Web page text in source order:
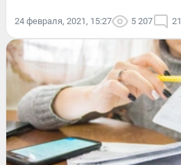
24 февраля, 2021, 15:27 5 207 21